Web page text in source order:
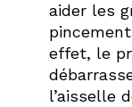
aider les
effet, le
l’aisselle